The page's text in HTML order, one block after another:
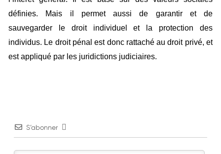
définies. Mais il permet aussi de garantir et de
sauvegarder le droit individuel et la protection des
individus. Le droit pénal est donc rattaché au droit privé, et
est appliqué par les juridictions judiciaires.
S’abonner